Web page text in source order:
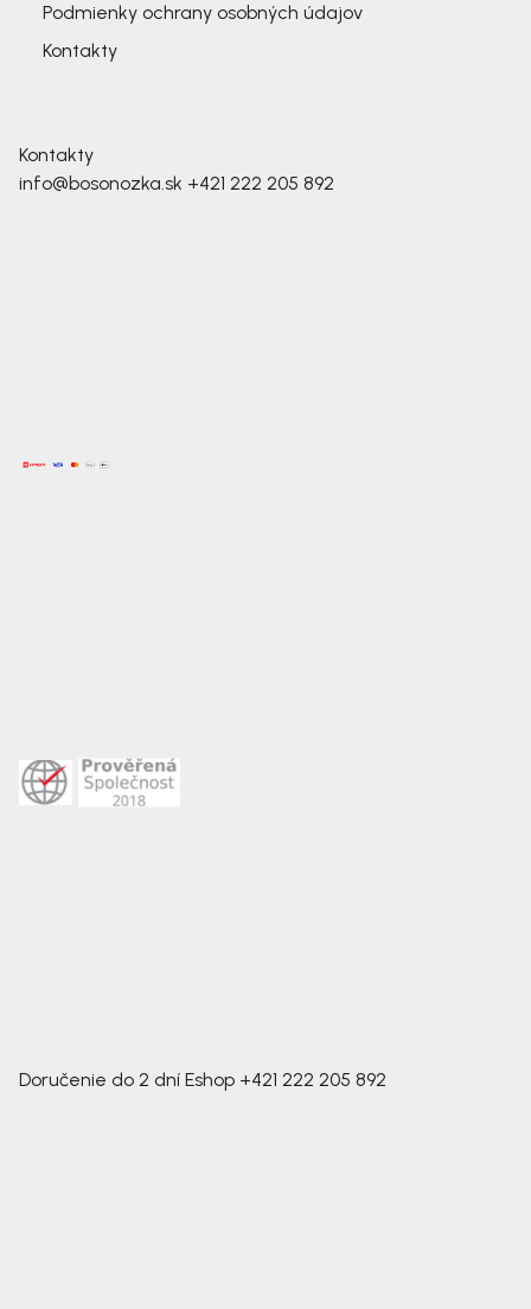
Podmienky ochrany osobných údajov
Kontakty
Kontakty
info@bosonozka.sk +421 222 205 892
Doručenie do 2 dní Eshop +421 222 205 892